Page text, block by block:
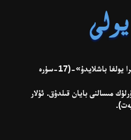
«شۈبھىسىزكى، بۇ قۇرئان ئەڭ توغرا يولغا باشلايدۇ»-(17-سۈرە
مىسالنى بايان قىلدۇق. ئۇلار